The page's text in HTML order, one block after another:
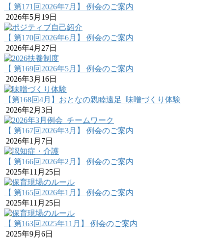
【 第171回2026年7月】 例会のご案内
2026年5月19日
【 第170回2026年6月】 例会のご案内
2026年4月27日
【 第169回2026年5月】 例会のご案内
2026年3月16日
【第168回4月】おとなの親睦遠足_味噌づくり体験
2026年2月3日
【 第167回2026年3月】 例会のご案内
2026年1月7日
【 第166回2026年2月】 例会のご案内
2025年11月25日
【 第165回2026年1月】 例会のご案内
2025年11月25日
【 第163回2025年11月】 例会のご案内
2025年9月6日